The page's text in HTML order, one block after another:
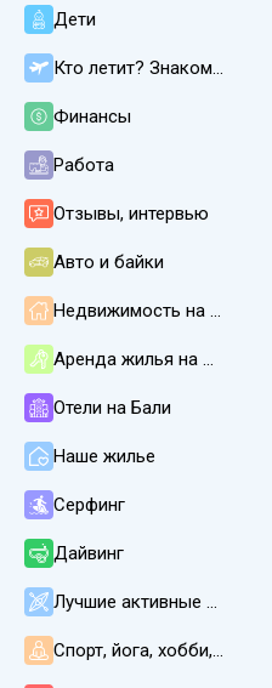
Дети
Кто летит? Знакомства
Финансы
Работа
Отзывы, интервью
Авто и байки
Недвижимость на Бали
Аренда жилья на Бали
Отели на Бали
Наше жилье
Серфинг
Дайвинг
Лучшие активные развлечения
Спорт, йога, хобби, СПА, массаж